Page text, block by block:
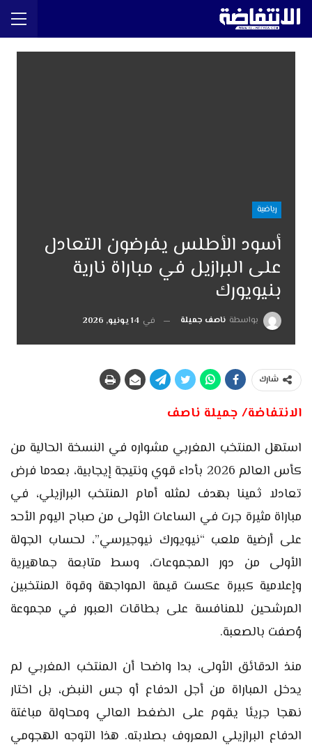
رياضية
أسود الأطلس يفرضون التعادل
على البرازيل في مباراة نارية
بنيويورك
بواسطة ناصف جميلة في 14 يونيو, 2026
شارك
الانتفاضة/ جميلة ناصف
استهل المنتخب المغربي مشواره في النسخة الحالية من
كأس العالم 2026 بأداء قوي ونتيجة إيجابية، بعدما فرض
تعادلا ثمينا بهدف لمثله أمام المنتخب البرازيلي، في
مباراة مثيرة جرت في الساعات الأولى من صباح اليوم الأحد
على أرضية ملعب “نيويورك نيوجيرسي”، لحساب الجولة
الأولى من دور المجموعات، وسط متابعة جماهيرية
وإعلامية كبيرة عكست قيمة المواجهة وقوة المنتخبين
المرشحين للمنافسة على بطاقات العبور في مجموعة
وُصفت بالصعبة.
منذ الدقائق الأولى، بدا واضحا أن المنتخب المغربي لم
يدخل المباراة من أجل الدفاع أو جس النبض، بل اختار
نهجا جريئا يقوم على الضغط العالي ومحاولة مباغتة
الدفاع البرازيلي المعروف بصلابته. هذا التوجه الهجومي